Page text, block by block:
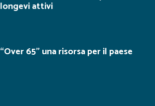
longevi attivi
“Over 65” una risorsa per il paese